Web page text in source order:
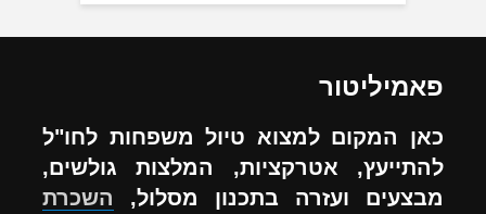
פאמיליטור
כאן המקום למצוא טיול משפחות לחו"ל
להתייעץ, אטרקציות, המלצות גולשים,
מבצעים ועזרה בתכנון מסלול, השכרת